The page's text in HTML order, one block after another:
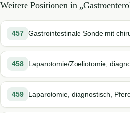
Weitere Positionen in „
457 Gastrointestinale Sonde mit
458 Laparotomie/Zoeliotomie,
459 Laparotomie, diagnostisch, Pferd